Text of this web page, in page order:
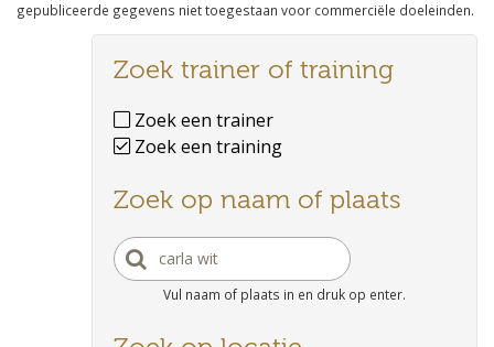
gepubliceerde gegevens niet toegestaan voor commerciële doeleinden.
Zoek trainer of training
Zoek een trainer
Zoek een training
Zoek op naam of plaats
Vul naam of plaats in en druk op enter.